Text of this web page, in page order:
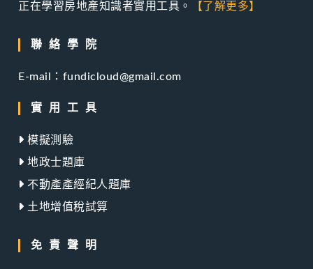
正在學習房地產知識者實用工具。
【了解更多】
聯絡學院
E-mail：fundicloud@gmail.com
實用工具
模擬測驗
地政士題庫
不動產產經紀人題庫
土地增值稅試算
免責聲明